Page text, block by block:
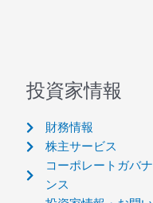
投資家情報
財務情報
株主サービス
コーポレートガバナ
ンス